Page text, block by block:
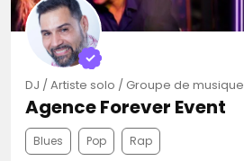
DJ / Artiste solo / Groupe de musique
Agence Forever Event
Blues Pop Rap